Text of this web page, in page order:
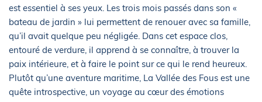
est essentiel à ses yeux. Les trois mois passés dans son «
bateau de jardin » lui permettent de renouer avec sa famille,
qu’il avait quelque peu négligée. Dans cet espace clos,
entouré de verdure, il apprend à se connaître, à trouver la
paix intérieure, et à faire le point sur ce qui le rend heureux.
Plutôt qu’une aventure maritime, La Vallée des Fous est une
quête introspective, un voyage au cœur des émotions